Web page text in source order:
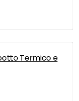
Termico e